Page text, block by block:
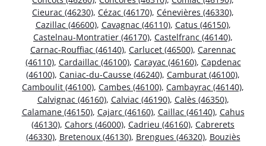
Cieurac (46230), Cézac (46170), Cénevières (46330),
Cazillac (46600), Cavagnac (46110), Catus (46150),
Castelnau-Montratier (46170), Castelfranc (46140),
Carnac-Rouffiac (46140), Carlucet (46500), Carennac
(46110), Cardaillac (46100), Carayac (46160), Capdenac
(46100), Caniac-du-Causse (46240), Camburat (46100),
Camboulit (46100), Cambes (46100), Cambayrac (46140),
Calvignac (46160), Calviac (46190), Calès (46350),
Calamane (46150), Cajarc (46160), Caillac (46140), Cahus
(46130), Cahors (46000), Cadrieu (46160), Cabrerets
(46330), Bretenoux (46130), Brengues (46320), Bouziès